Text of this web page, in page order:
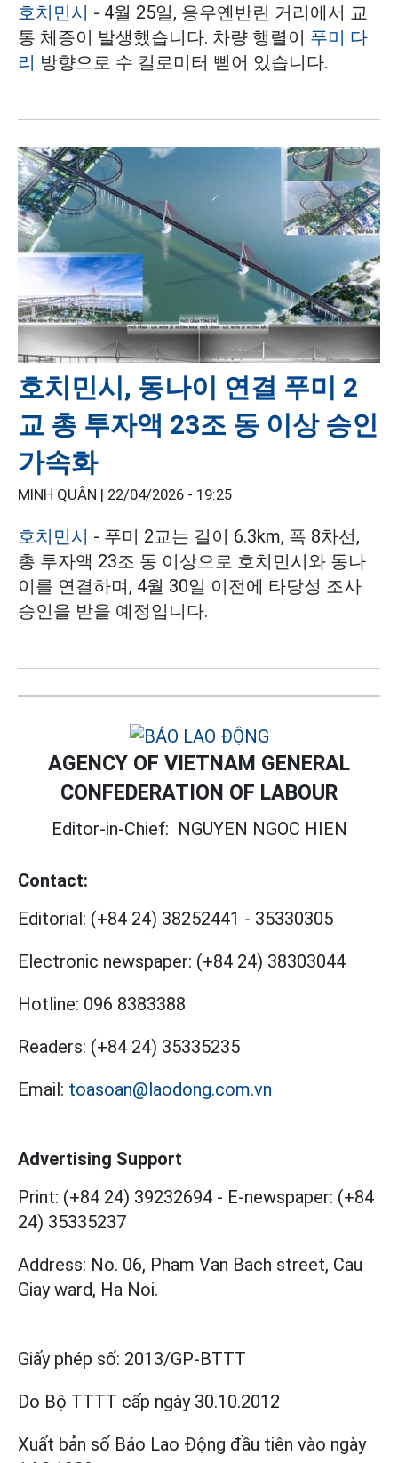
호치민시 - 4월 25일, 응우옌반린 거리에서 교
통 체증이 발생했습니다. 차량 행렬이 푸미 다
리 방향으로 수 킬로미터 뻗어 있습니다.
호치민시, 동나이 연결 푸미 2
교 총 투자액 23조 동 이상 승인
가속화
MINH QUÂN | 22/04/2026 - 19:25
호치민시 - 푸미 2교는 길이 6.3km, 폭 8차선,
총 투자액 23조 동 이상으로 호치민시와 동나
이를 연결하며, 4월 30일 이전에 타당성 조사
승인을 받을 예정입니다.
AGENCY OF VIETNAM GENERAL
CONFEDERATION OF LABOUR
Editor-in-Chief: NGUYEN NGOC HIEN
Contact:
Editorial: (+84 24) 38252441 - 35330305
Electronic newspaper: (+84 24) 38303044
Hotline: 096 8383388
Readers: (+84 24) 35335235
Email: toasoan@laodong.com.vn
Advertising Support
Print: (+84 24) 39232694 - E-newspaper: (+84
24) 35335237
Address: No. 06, Pham Van Bach street, Cau
Giay ward, Ha Noi.
Giấy phép số: 2013/GP-BTTT
Do Bộ TTTT cấp ngày 30.10.2012
Xuất bản số Báo Lao Động đầu tiên vào ngày